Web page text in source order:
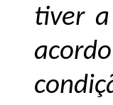
tiver